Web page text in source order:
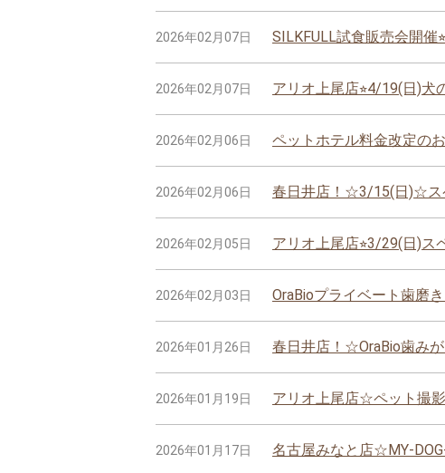
2026年02月07日 SILKFULL試食販売会開催
2026年02月07日 アリオ上尾店⭐︎4/19(日)犬
2026年02月06日 ペットホテル料金改定
2026年02月06日 春日井店！☆3/15(日)☆ス
2026年02月05日 アリオ上尾店⭐︎3/29(日)ス
2026年02月03日 OraBioプライベート歯
2026年01月26日 春日井店！☆OraBio歯み
2026年01月19日 アリオ上尾店☆ペット撮
2026年01月17日 名古屋みなと店☆MY-